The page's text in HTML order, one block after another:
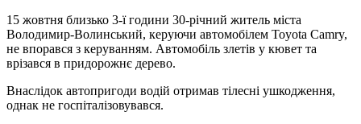
15 жовтня близько 3-ї години 30-річний житель міста
Володимир-Волинський, керуючи автомобілем Toyota Camry,
не впорався з керуванням. Автомобіль злетів у кювет та
врізався в придорожнє дерево.
Внаслідок автопригоди водій отримав тілесні ушкодження,
однак не госпіталізовувався.